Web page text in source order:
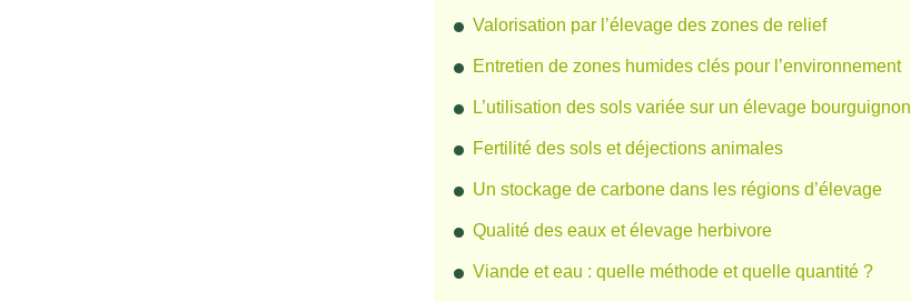
Valorisation par l’élevage des zones de relief
Entretien de zones humides clés pour l’environnement
L’utilisation des sols variée sur un élevage bourguignon
Fertilité des sols et déjections animales
Un stockage de carbone dans les régions d’élevage
Qualité des eaux et élevage herbivore
Viande et eau : quelle méthode et quelle quantité ?